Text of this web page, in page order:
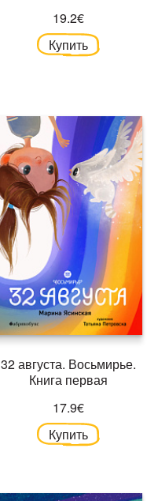
19.2€
Купить
32 августа. Восьмирье.
Книга первая
17.9€
Купить